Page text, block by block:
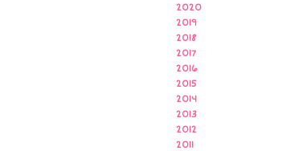
2020
2019
2018
2017
2016
2015
2014
2013
2012
2011